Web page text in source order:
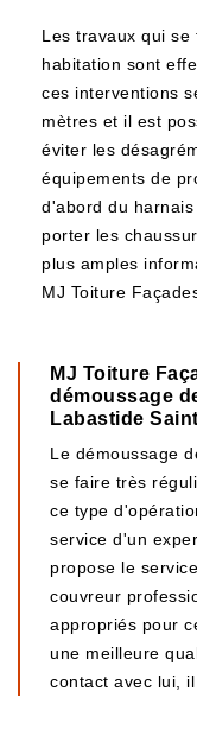
Les travaux qui
habitation sont
ces interventions
mètres et il est
éviter les
équipements de
d'abord du
porter les
plus amples
MJ Toiture
MJ Toiture
démoussage
Labastide
Le démoussage
se faire très
ce type
service d'un
propose le
couvreur
appropriés pour
une meilleure
contact avec lui,